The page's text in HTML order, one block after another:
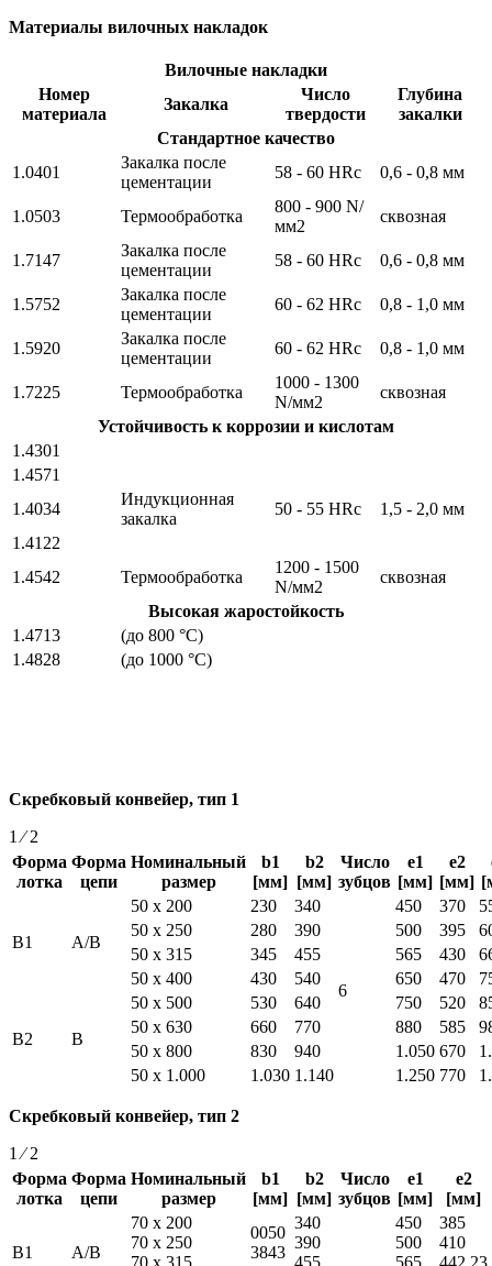
Материалы вилочных накладок
Вилочные накладки
Номер
материала
Закалка
Число
твердости
Глубина
закалки
Стандартное качество
1.0401
Закалка после
цементации
58 - 60 HRc 0,6 - 0,8 мм
1.0503 Термообработка
800 - 900 N/
мм2
сквозная
1.7147
Закалка после
цементации
58 - 60 HRc 0,6 - 0,8 мм
1.5752
Закалка после
цементации
60 - 62 HRc 0,8 - 1,0 мм
1.5920
Закалка после
цементации
60 - 62 HRc 0,8 - 1,0 мм
1.7225 Термообработка
1000 - 1300
N/мм2
сквозная
Устойчивость к коррозии и кислотам
1.4301
1.4571
1.4034
Индукционная
закалка
50 - 55 HRc
1,5 - 2,0 мм
1.4122
1.4542
Термообработка
1200 - 1500
N/мм2
сквозная
Высокая жаростойкость
1.4713
(до 800 °C)
1.4828
(до 1000 °С)
Скребковый конвейер, тип 1
1 ⁄ 2
Форма
лотка
Форма
цепи
Номинальный
размер
b1
[мм]
b2
[мм]
Число
зубцов
e1
[мм]
e2
[мм]
B1 A/B
50 x 200 230 340
6
450 370
50 x 250
280 390 500 395
50 x 315
345 455 565 430
50 x 400
430 540 650 470
B2 B
50 x 500 530 640 750 520
50 x 630
660 770 880 585
50 x 800
830 940 1.050 670
50 x 1.000
1.030 1.140 1.250 770
Скребковый конвейер, тип 2
1 ⁄ 2
Форма
лотка
Форма
цепи
Номинальный
размер
b1
[мм]
b2
[мм]
Число
зубцов
e1
[мм]
e2
[мм]
B1 A/B
70 х 200
70 х 250
70 х 315
0050
3843
340
390
455
450
500
565
385
410
442,23